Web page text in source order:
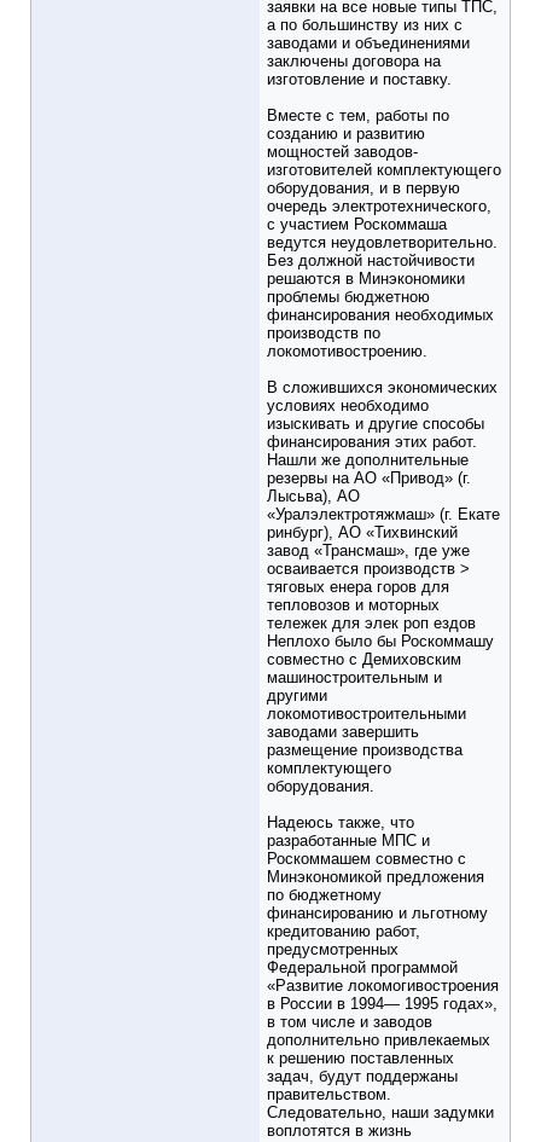
заявки на все новые типы ТПС,
а по большинству из них с
заводами и объединениями
заключены договора на
изготовление и поставку.
Вместе с тем, работы по
созданию и развитию
мощностей заводов-
изготовителей комплектующего
оборудования, и в первую
очередь электротехнического,
с участием Роскоммаша
ведутся неудовлетворительно.
Без должной настойчивости
решаются в Минэкономики
проблемы бюджетною
финансирования необходимых
производств по
локомотивостроению.
В сложившихся экономических
условиях необходимо
изыскивать и другие способы
финансирования этих работ.
Нашли же дополнительные
резервы на АО «Привод» (г.
Лысьва), АО
«Уралэлектротяжмаш» (г. Екате
ринбург), АО «Тихвинский
завод «Трансмаш», где уже
осваивается производств >
тяговых енера горов для
тепловозов и моторных
тележек для элек роп ездов
Неплохо было бы Роскоммашу
совместно с Демиховским
машиностроительным и
другими
локомотивостроительными
заводами завершить
размещение производства
комплектующего
оборудования.
Надеюсь также, что
разработанные МПС и
Роскоммашем совместно с
Минэкономикой предложения
по бюджетному
финансированию и льготному
кредитованию работ,
предусмотренных
Федеральной программой
«Развитие локомогивостроения
в России в 1994— 1995 годах»,
в том числе и заводов
дополнительно привлекаемых
к решению поставленных
задач, будут поддержаны
правительством.
Следовательно, наши задумки
воплотятся в жизнь